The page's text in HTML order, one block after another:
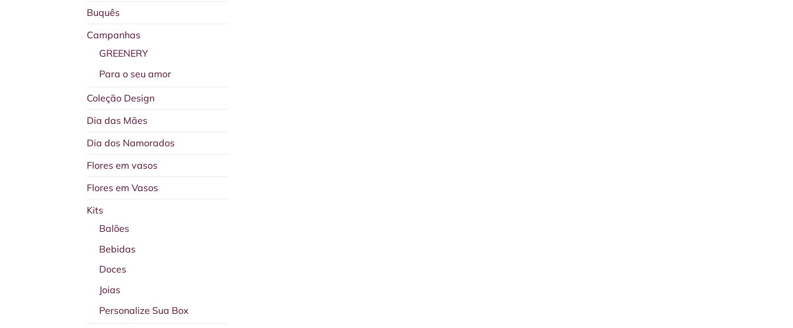
Buquês
Campanhas
GREENERY
Para o seu amor
Coleção Design
Dia das Mães
Dia dos Namorados
Flores em vasos
Flores em Vasos
Kits
Balões
Bebidas
Doces
Joias
Personalize Sua Box